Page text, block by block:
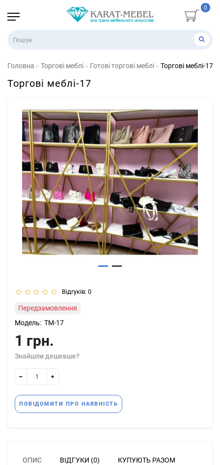
0
Головна Торгові меблі Готові торгові меблі Торгові меблі-17
Торгові меблі-17
Відгуків: 0
Передзамовлення
Модель: ТМ-17
1 грн.
Знайшли дешевше?
ПОВІДОМИТИ ПРО НАЯВНІСТЬ
ОПИС ВІДГУКИ (0) КУПУЮТЬ РАЗОМ